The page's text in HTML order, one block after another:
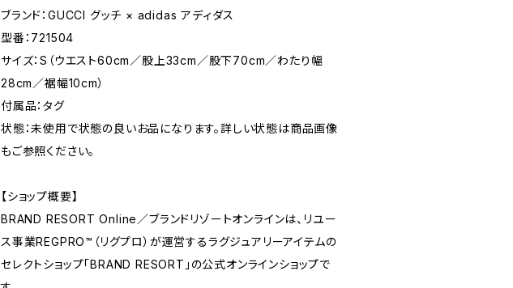
ブランド：GUCCI グッチ × adidas アディダス
型番：721504
サイズ：S（ウエスト60cm／股上33cm／股下70cm／わたり幅
28cm／裾幅10cm）
付属品：タグ
状態：未使用で状態の良いお品になります。詳しい状態は商品画像
もご参照ください。
【ショップ概要】
BRAND RESORT Online／ブランドリゾートオンラインは、リユー
ス事業REGPRO™（リグプロ）が運営するラグジュアリーアイテムの
セレクトショップ「BRAND RESORT」の公式オンラインショップで